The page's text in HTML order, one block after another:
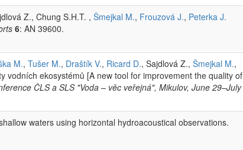
Z., Chung S.H.T. , Šmejkal M., Frouzová J., Peterka J.
6: AN 39600.
M., Tušer M., Draštík V., Ricard D., Sajdlová Z., Šmejkal M.,
vodních ekosystémů [A new tool for improvement the quality of
ČLS a SLS "Voda – věc veřejná", Mikulov, June 29–July
waters using horizontal hydroacoustical observations.